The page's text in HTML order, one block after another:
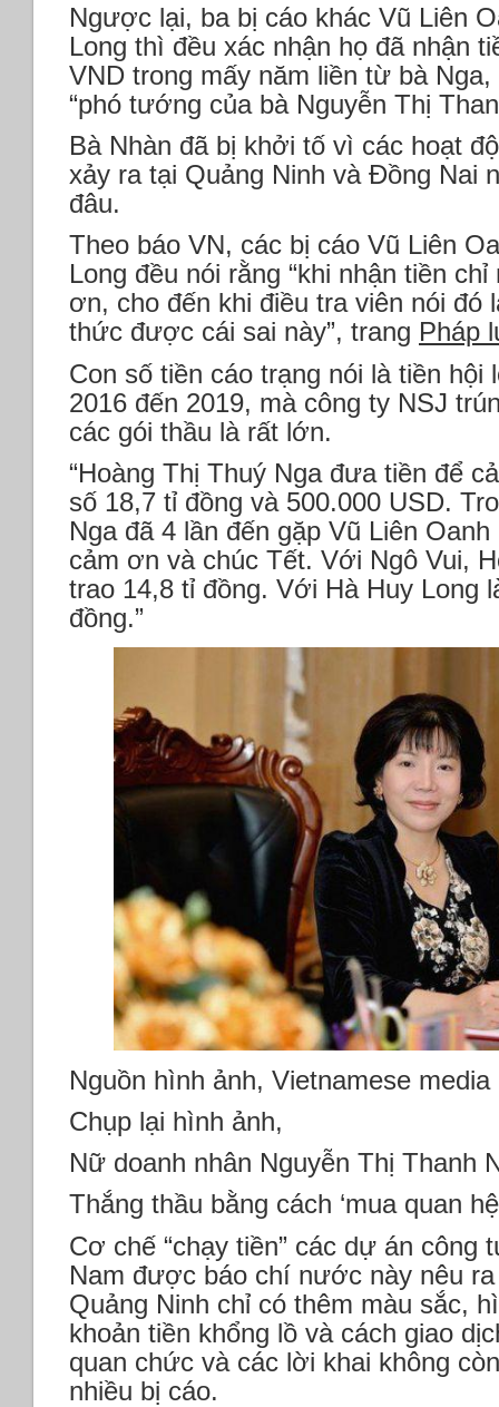
Ngược lại, ba bị cáo khác Vũ Liên
Long thì đều xác nhận họ đã nhận
VND trong mấy năm liền từ bà
“phó tướng của bà Nguyễn Thị
Bà Nhàn đã bị khởi tố vì các hoạt
xảy ra tại Quảng Ninh và Đồng Nai
đâu.
Theo báo VN, các bị cáo Vũ Liên
Long đều nói rằng “khi nhận tiền
ơn, cho đến khi điều tra viên nói đó
thức được cái sai này”, trang Pháp
Con số tiền cáo trạng nói là tiền
2016 đến 2019, mà công ty NSJ
các gói thầu là rất lớn.
“Hoàng Thị Thuý Nga đưa tiền để
số 18,7 tỉ đồng và 500.000 USD.
Nga đã 4 lần đến gặp Vũ Liên
cảm ơn và chúc Tết. Với Ngô Vui,
trao 14,8 tỉ đồng. Với Hà Huy Long
đồng.”
Nguồn hình ảnh, Vietnamese media
Chụp lại hình ảnh,
Nữ doanh nhân Nguyễn Thị Thanh
Thắng thầu bằng cách ‘mua quan
Cơ chế “chạy tiền” các dự án
Nam được báo chí nước này nêu
Quảng Ninh chỉ có thêm màu sắc,
khoản tiền khổng lồ và cách giao
quan chức và các lời khai không
nhiều bị cáo.